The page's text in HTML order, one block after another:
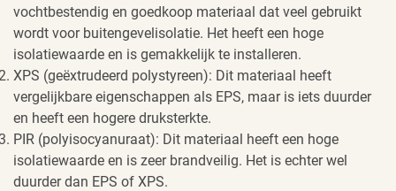
vochtbestendig en goedkoop materiaal dat veel gebruikt
wordt voor buitengevelisolatie. Het heeft een hoge
isolatiewaarde en is gemakkelijk te installeren.
XPS (geëxtrudeerd polystyreen): Dit materiaal heeft
vergelijkbare eigenschappen als EPS, maar is iets duurder
en heeft een hogere druksterkte.
PIR (polyisocyanuraat): Dit materiaal heeft een hoge
isolatiewaarde en is zeer brandveilig. Het is echter wel
duurder dan EPS of XPS.